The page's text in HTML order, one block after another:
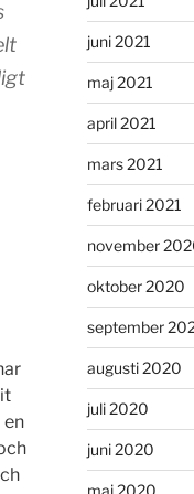
en
juni 2021
maj 2021
april 2021
mars 2021
februari 2021
november
oktober 2020
september
augusti 2020
juli 2020
juni 2020
maj 2020